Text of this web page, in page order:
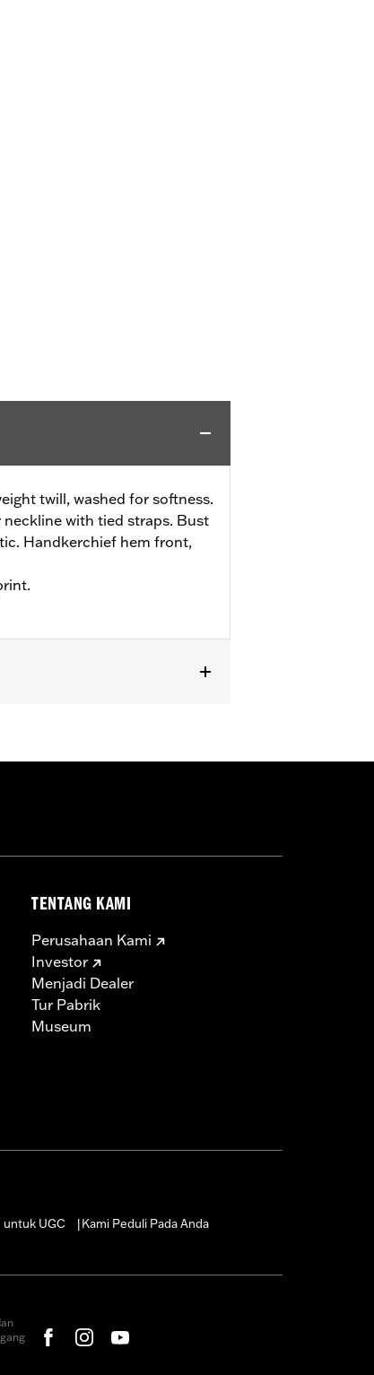
twill, washed for softness.
with tied straps. Bust
Handkerchief hem front,
TENTANG KAMI
Perusahaan Kami
Investor
Menjadi Dealer
Tur Pabrik
Museum
untuk UGC Kami Peduli Pada Anda